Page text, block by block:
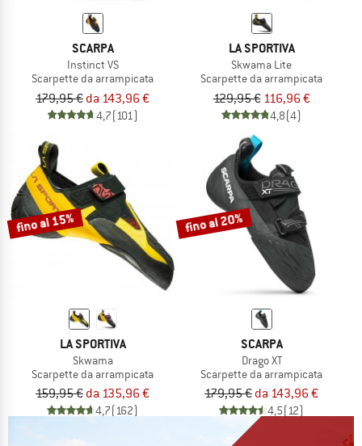
SCARPA
Instinct VS
Scarpette da arrampicata
179,95 € da 143,96 €
4,7(101)
LA SPORTIVA
Skwama Lite
Scarpette da arrampicata
129,95 € 116,96 €
4,8(4)
fino al 15%
LA SPORTIVA
Skwama
Scarpette da arrampicata
159,95 € da 135,96 €
4,7(162)
fino al 20%
SCARPA
Drago XT
Scarpette da arrampicata
179,95 € da 143,96 €
4,5(12)